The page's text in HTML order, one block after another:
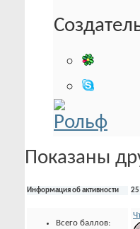
Показаны
Информация об активности
Всего баллов: